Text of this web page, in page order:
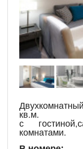
кв.м.
с гостиной,
комнатами.